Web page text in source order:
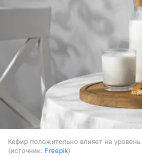
Кефир положительно влияет на
источник: Freepik